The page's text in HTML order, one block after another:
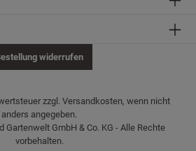
widerrufen
zzgl. Versandkosten, wenn nicht
anders angegeben.
Gartenwelt GmbH & Co. KG - Alle Rechte
vorbehalten.